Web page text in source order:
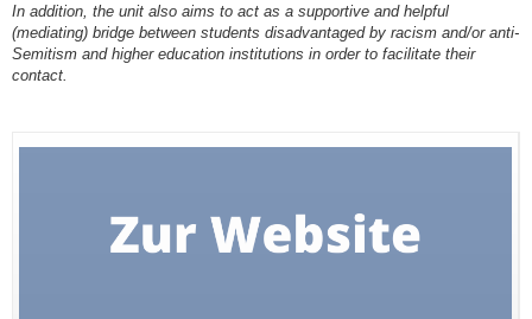
In addition, the unit also aims to act as a supportive and helpful
(mediating) bridge between students disadvantaged by racism and/or anti-
Semitism and higher education institutions in order to facilitate their
contact.